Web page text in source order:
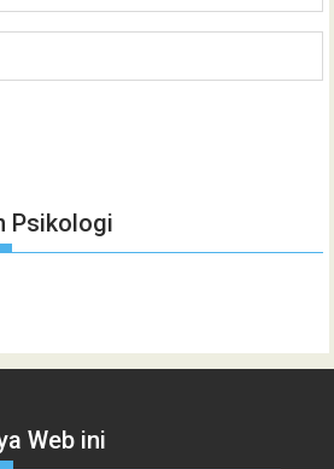
Psikologi
Web ini